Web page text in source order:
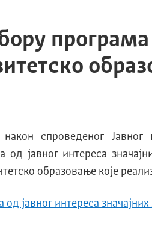
програма
након спроведеног
јавног интереса
образовање које
јавног интереса